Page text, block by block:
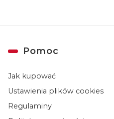
Linki w stopce
Pomoc
Jak kupować
Ustawienia plików cookies
Regulaminy